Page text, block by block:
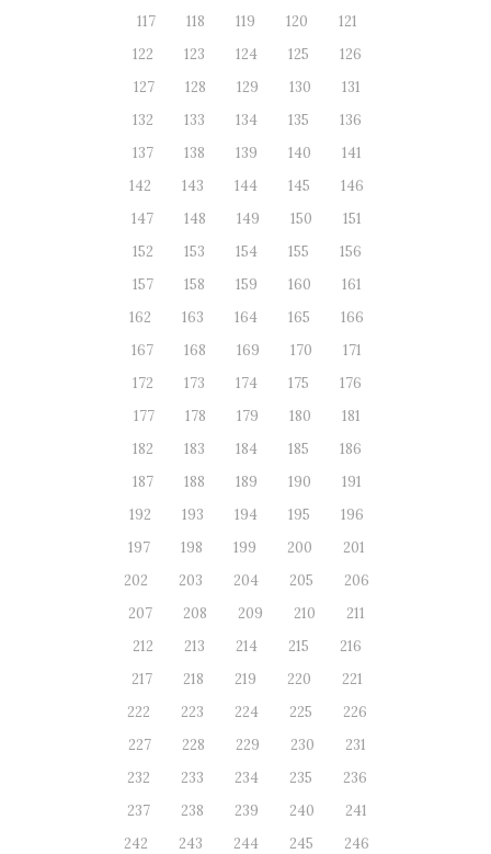
117
118 119 120
121
122
123 124 125
126
127
128 129 130
131
132
133 134 135
136
137
138 139 140
141
142
143 144 145
146
147
148 149 150
151
152
153 154 155
156
157
158 159 160
161
162
163 164 165
166
167
168 169 170
171
172
173 174 175
176
177
178 179 180
181
182
183 184 185
186
187
188 189 190
191
192
193 194 195
196
197
198 199 200
201
202
203 204 205
206
207
208 209 210
211
212
213 214 215
216
217
218 219 220
221
222
223 224 225
226
227
228 229 230
231
232
233 234 235
236
237
238 239 240
241
242
243 244 245
246